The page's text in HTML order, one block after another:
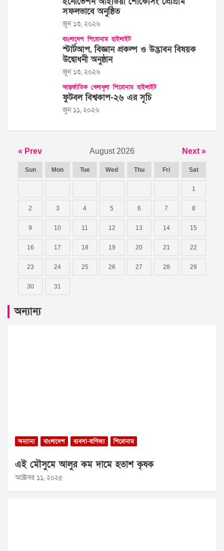
সফলভাবে অনুষ্ঠিত
জুন ১৩, ২০২৬
বাংলাদেশ শিরোনাম হাইলাইট
স্টার্টআপ, বিজ্ঞান প্রকল্প ও উদ্ভাবন বিষয়ক
উদ্বোধনী অনুষ্ঠান
জুন ১৩, ২০২৬
আন্তর্জাতিক খেলাধুলা শিরোনাম হাইলাইট
ফুটবল বিশ্বকাপ-২৬ এর সূচি
জুন ১১, ২০২৬
« Prev August 2026 Next »
Sun Mon Tue Wed Thu Fri Sat
1
2 3 4 5 6 7 8
9 10 11 12 13 14 15
16 17 18 19 20 21 22
23 24 25 26 27 28 29
30 31
অন্যান্য
অন্যান্য বাংলাদেশ ব্যবসা-বাণিজ্য শিরোনাম
এই মৌসুমে আলুর কম দামে হতাশ কৃষক
অক্টোবর ১১, ২০২৫